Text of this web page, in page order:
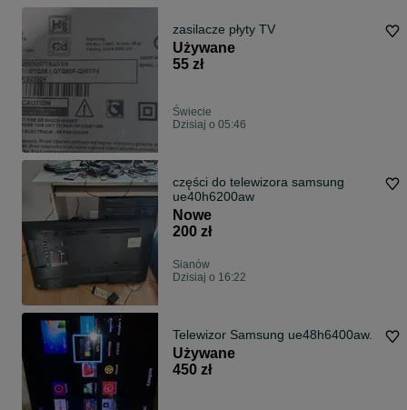
zasilacze płyty TV
Używane
55 zł
Świecie
Dzisiaj o 05:46
części do telewizora samsung
ue40h6200aw
Nowe
200 zł
Sianów
Dzisiaj o 16:22
Telewizor Samsung ue48h6400aw.
Używane
450 zł